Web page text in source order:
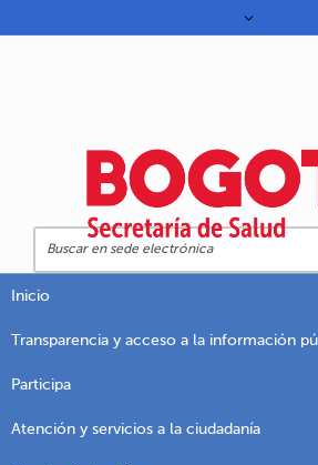
Inicio
Transparencia y acceso a la información
Participa
Atención y servicios a la ciudadanía